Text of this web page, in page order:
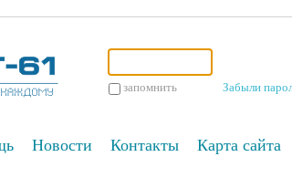
Забыли
запомнить
Новости Контакты Карта сайта